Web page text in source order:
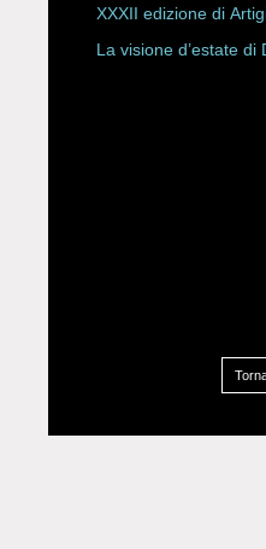
XXXII edizione di
La visione d’estate di